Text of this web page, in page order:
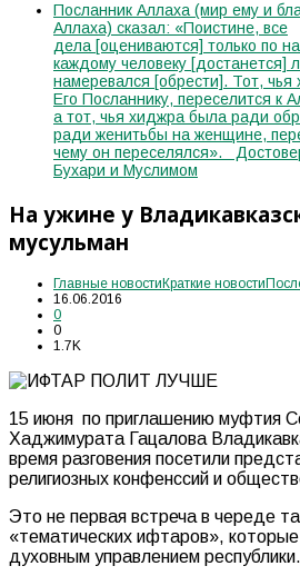
Посланник Аллаха (мир ему и
Аллаха) сказал: «Поистине, все
дела [оцениваются] только по
каждому человеку [достанется]
намеревался [обрести]. Тот,
Его Посланнику, переселится к
а тот, чья хиджра была ради
ради женитьбы на женщине,
чему он переселялся».
Бухари и Муслимом
На ужине у
мусульман
Главные новости Краткие новости
16.06.2016
0
0
1.7K
15 июня по приглашению муфтия
Хаджимурата Гацалова
время разговения посетили
религиозных конфенссий и
Это не первая встреча в череде
«тематических ифтаров»,
духовным управлением республики.